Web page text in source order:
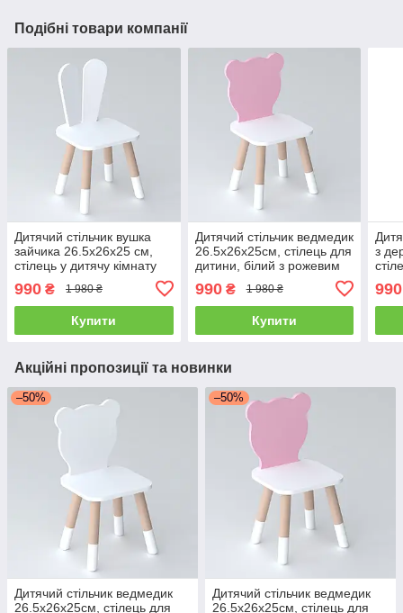
Подібні товари компанії
Дитячий стільчик вушка
зайчика 26.5х26х25 см,
стілець у дитячу кімнату
990 ₴ 1 980 ₴
Купити
Дитячий стільчик ведмедик
26.5х26х25см, стілець для
дитини, білий з рожевим
990₴ 1 980 ₴
Купити
з
990
Акційні пропозиції та новинки
–50%
Дитячий стільчик ведмедик
26.5х26х25см, стілець для
–50%
Дитячий стільчик ведмедик
26.5х26х25см, стілець для